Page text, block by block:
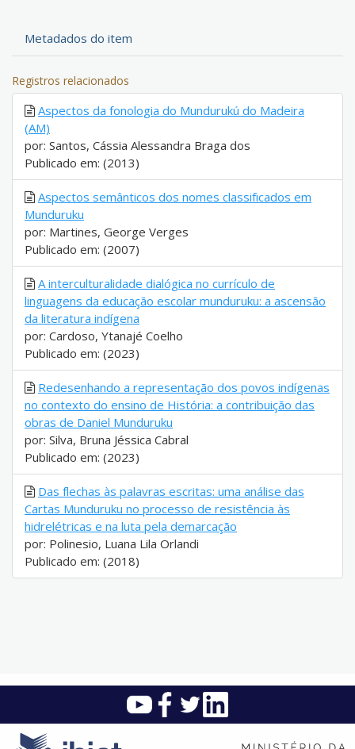
Metadados do item
Registros relacionados
Aspectos da fonologia do Mundurukú do Madeira
(AM)
por: Santos, Cássia Alessandra Braga dos
Publicado em: (2013)
Aspectos semânticos dos nomes classificados em
Munduruku
por: Martines, George Verges
Publicado em: (2007)
A interculturalidade dialógica no currículo de
linguagens da educação escolar munduruku: a ascensão
da literatura indígena
por: Cardoso, Ytanajé Coelho
Publicado em: (2023)
Redesenhando a representação dos povos indígenas
no contexto do ensino de História: a contribuição das
obras de Daniel Munduruku
por: Silva, Bruna Jéssica Cabral
Publicado em: (2023)
Das flechas às palavras escritas: uma análise das
Cartas Munduruku no processo de resistência às
hidrelétricas e na luta pela demarcação
por: Polinesio, Luana Lila Orlandi
Publicado em: (2018)